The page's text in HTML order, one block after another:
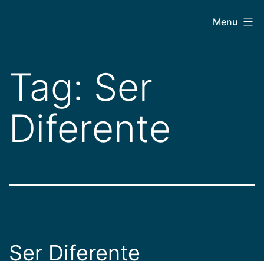
conteúdo
Menu
Tag: Ser
Diferente
Ser Diferente